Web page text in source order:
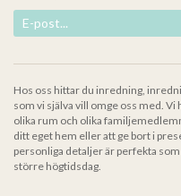
Hos oss hittar du inredning,
som vi själva vill omge oss med.
olika rum och olika
ditt eget hem eller att ge bort i
personliga detaljer är perfekta
större högtidsdag.